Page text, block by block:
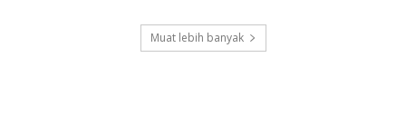
Muat lebih banyak